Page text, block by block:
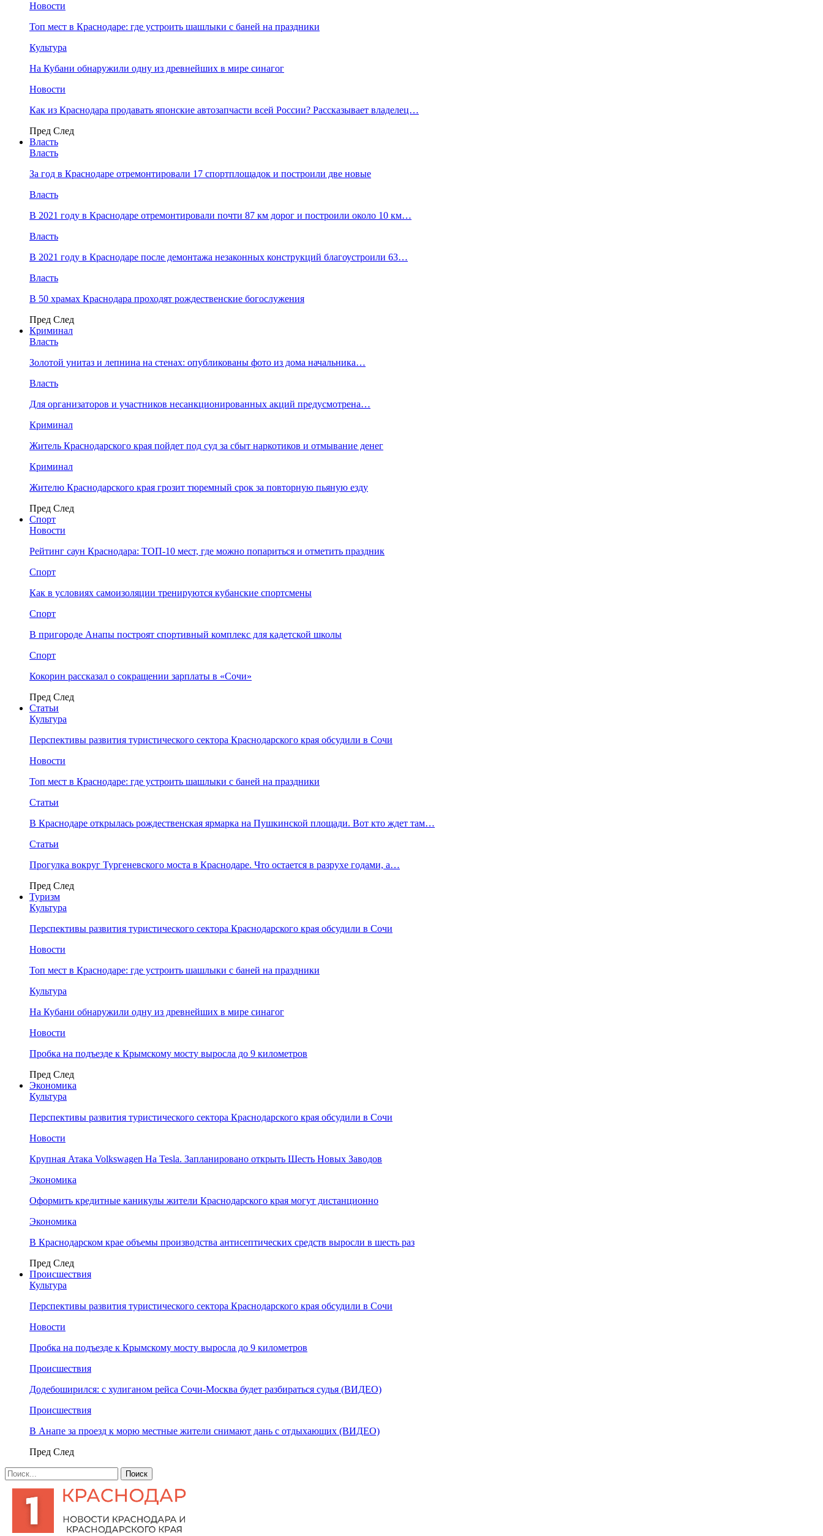
Новости
Топ мест в Краснодаре: где устроить шашлыки с баней на праздники
Культура
На Кубани обнаружили одну из древнейших в мире синагог
Новости
Как из Краснодара продавать японские автозапчасти всей России? Рассказывает владелец…
Пред След
Власть
Власть
За год в Краснодаре отремонтировали 17 спортплощадок и построили две новые
Власть
В 2021 году в Краснодаре отремонтировали почти 87 км дорог и построили около 10 км…
Власть
В 2021 году в Краснодаре после демонтажа незаконных конструкций благоустроили 63…
Власть
В 50 храмах Краснодара проходят рождественские богослужения
Пред След
Криминал
Власть
​Золотой унитаз и лепнина на стенах: опубликованы фото из дома начальника…
Власть
Для организаторов и участников несанкционированных акций предусмотрена…
Криминал
Житель Краснодарского края пойдет под суд за сбыт наркотиков и отмывание денег
Криминал
Жителю Краснодарского края грозит тюремный срок за повторную пьяную езду
Пред След
Спорт
Новости
Рейтинг саун Краснодара: ТОП-10 мест, где можно попариться и отметить праздник
Спорт
Как в условиях самоизоляции тренируются кубанские спортсмены
Спорт
В пригороде Анапы построят спортивный комплекс для кадетской школы
Спорт
Кокорин рассказал о сокращении зарплаты в «Сочи»
Пред След
Статьи
Культура
Перспективы развития туристического сектора Краснодарского края обсудили в Сочи
Новости
Топ мест в Краснодаре: где устроить шашлыки с баней на праздники
Статьи
В Краснодаре открылась рождественская ярмарка на Пушкинской площади. Вот кто ждет там…
Статьи
Прогулка вокруг Тургеневского моста в Краснодаре. Что остается в разрухе годами, а…
Пред След
Туризм
Культура
Перспективы развития туристического сектора Краснодарского края обсудили в Сочи
Новости
Топ мест в Краснодаре: где устроить шашлыки с баней на праздники
Культура
На Кубани обнаружили одну из древнейших в мире синагог
Новости
Пробка на подъезде к Крымскому мосту выросла до 9 километров
Пред След
Экономика
Культура
Перспективы развития туристического сектора Краснодарского края обсудили в Сочи
Новости
Крупная Атака Volkswagen На Tesla. Запланировано открыть Шесть Новых Заводов
Экономика
Оформить кредитные каникулы жители Краснодарского края могут дистанционно
Экономика
В Краснодарском крае объемы производства антисептических средств выросли в шесть раз
Пред След
Происшествия
Культура
Перспективы развития туристического сектора Краснодарского края обсудили в Сочи
Новости
Пробка на подъезде к Крымскому мосту выросла до 9 километров
Происшествия
Додебоширился: с хулиганом рейса Сочи-Москва будет разбираться судья (ВИДЕО)
Происшествия
В Анапе за проезд к морю местные жители снимают дань с отдыхающих (ВИДЕО)
Пред След